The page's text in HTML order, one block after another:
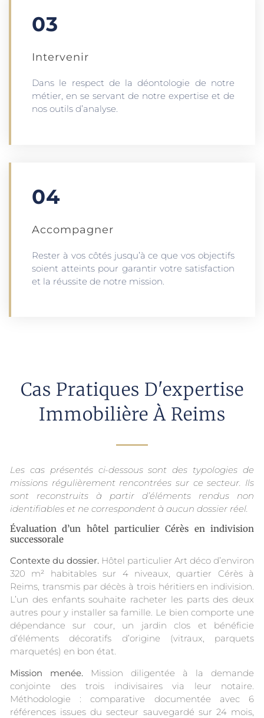
03
Intervenir
Dans le respect de la déontologie de notre
métier, en se servant de notre expertise et de
nos outils d’analyse.
04
Accompagner
Rester à vos côtés jusqu’à ce que vos objectifs
soient atteints pour garantir votre satisfaction
et la réussite de notre mission.
Cas Pratiques D'expertise
Immobilière À Reims
Les cas présentés ci-dessous sont des typologies de
missions régulièrement rencontrées sur ce secteur. Ils
sont reconstruits à partir d’éléments rendus non
identifiables et ne correspondent à aucun dossier réel.
Évaluation d’un hôtel particulier Cérès en indivision
successorale
Contexte du dossier. Hôtel particulier Art déco d’environ
320 m² habitables sur 4 niveaux, quartier Cérès à
Reims, transmis par décès à trois héritiers en indivision.
L’un des enfants souhaite racheter les parts des deux
autres pour y installer sa famille. Le bien comporte une
dépendance sur cour, un jardin clos et bénéficie
d’éléments décoratifs d’origine (vitraux, parquets
marquetés) en bon état.
Mission menée. Mission diligentée à la demande
conjointe des trois indivisaires via leur notaire.
Méthodologie : comparative documentée avec 6
références issues du secteur sauvegardé sur 24 mois,